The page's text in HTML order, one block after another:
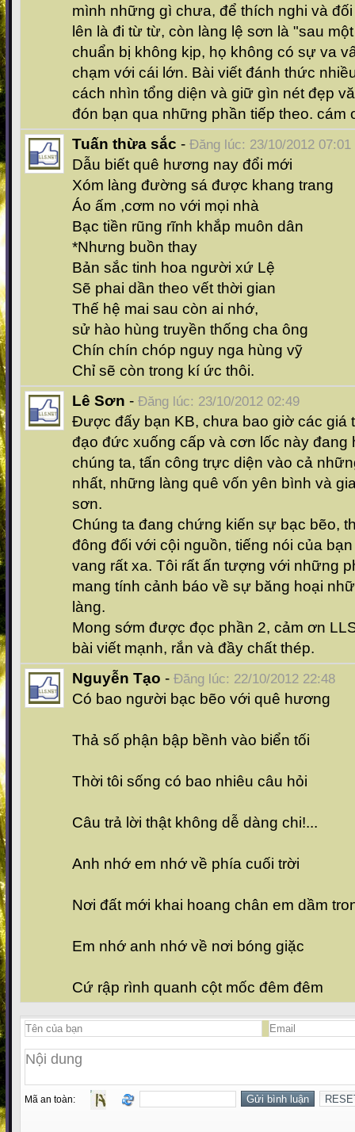
mình những gì chưa, để thích nghi và
lên là đi từ từ, còn làng lệ sơn là "sau
chuẩn bị không kịp, họ không có sự va
chạm với cái lớn. Bài viết đánh thức
cách nhìn tổng diện và giữ gìn nét đẹp
đón bạn qua những phần tiếp theo. cám
Tuấn thừa sắc - Đăng lúc: 23/10/2012 07:01
Dẫu biết quê hương nay đổi mới
Xóm làng đường sá được khang trang
Áo ấm ,cơm no với mọi nhà
Bạc tiền rũng rĩnh khắp muôn dân
*Nhưng buồn thay
Bản sắc tinh hoa người xứ Lệ
Sẽ phai dần theo vết thời gian
Thế hệ mai sau còn ai nhớ,
sử hào hùng truyền thống cha ông
Chín chín chóp nguy nga hùng vỹ
Chỉ sẽ còn trong kí ức thôi.
Lê Sơn - Đăng lúc: 23/10/2012 02:49
Được đấy bạn KB, chưa bao giờ các giá
đạo đức xuống cấp và cơn lốc này đang
chúng ta, tấn công trực diện vào cả
nhất, những làng quê vốn yên bình và
sơn.
Chúng ta đang chứng kiến sự bạc bẽo,
đông đối với cội nguồn, tiếng nói của
vang rất xa. Tôi rất ấn tượng với những
mang tính cảnh báo về sự băng hoại
làng.
Mong sớm được đọc phần 2, cảm ơn
bài viết mạnh, rắn và đầy chất thép.
Nguyễn Tạo - Đăng lúc: 22/10/2012 22:48
Có bao người bạc bẽo với quê hương
Thả số phận bập bềnh vào biển tối
Thời tôi sống có bao nhiêu câu hỏi
Câu trả lời thật không dễ dàng chi!...
Anh nhớ em nhớ về phía cuối trời
Nơi đất mới khai hoang chân em dầm
Em nhớ anh nhớ về nơi bóng giặc
Cứ rập rình quanh cột mốc đêm đêm
Mã an toàn: